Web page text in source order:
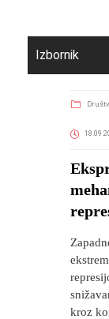
Izbornik
kroz